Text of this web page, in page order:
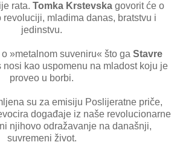
rata. Tomka Krstevska govorit će o
revoluciji, mladima danas, bratstvu i
jedinstvu.
»metalnom suveniru« što ga Stavre
kao uspomenu na mladost koju je
proveo u borbi.
su za emisiju Poslijeratne priče,
događaje iz naše revolucionarne
njihovo odražavanje na današnji,
suvremeni život.